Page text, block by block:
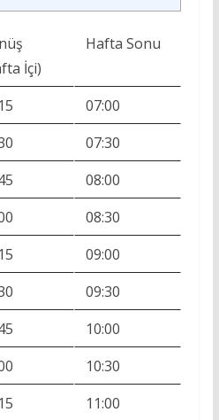
İçi)
Hafta Sonu
07:00
07:30
08:00
08:30
09:00
09:30
10:00
10:30
11:00